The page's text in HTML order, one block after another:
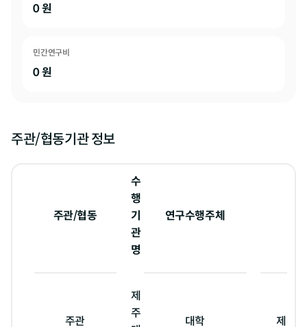
0원
민간연구비
0원
주관/협동기관 정보
주관/협동
수
행
기
관
명
연구수행주체
주관
제
주
대학 제주